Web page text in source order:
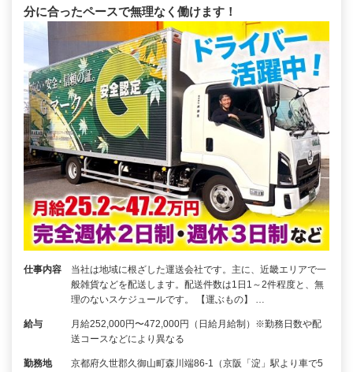
分に合ったペースで無理なく働けます！
仕事内容
当社は地域に根ざした運送会社です。主に、近畿エリアで一
般雑貨などを配送します。配送件数は1日1～2件程度と、無
理のないスケジュールです。 【運ぶもの】 …
給与
月給252,000円〜472,000円（日給月給制）※勤務日数や配
送コースなどにより異なる
勤務地 京都府久世郡久御山町森川端86-1（京阪「淀」駅より車で5